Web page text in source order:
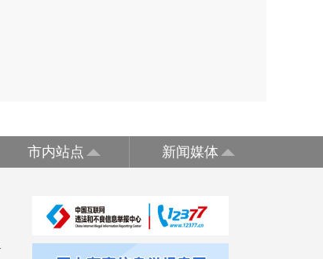
市内站点 新闻媒体